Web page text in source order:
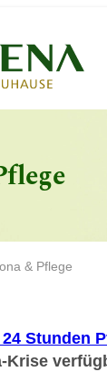
& Pflege
24 Stunden
Krise